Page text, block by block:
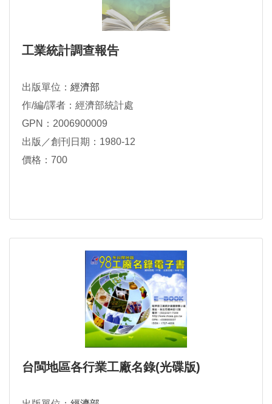
工業統計調查報告
出版單位： 經濟部
作/編/譯者：經濟部統計處
GPN：2006900009
出版／創刊日期：1980-12
價格：700
台閩地區各行業工廠名錄(光碟版)